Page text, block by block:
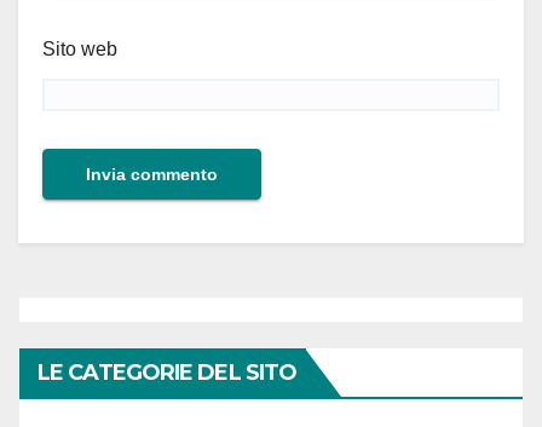
Sito web
LE CATEGORIE DEL SITO